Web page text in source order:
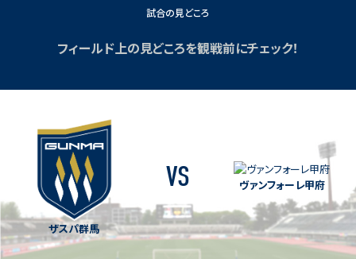
試合の見どころ
フィールド上の見どころを観戦前にチェック！
ザスパ群馬
VS ヴァンフォーレ甲府